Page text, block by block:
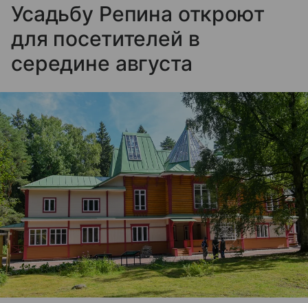
Усадьбу Репина откроют
для посетителей в
середине августа